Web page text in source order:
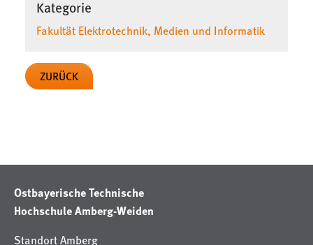
Kategorie
Fakultät Elektrotechnik, Medien und Informatik
ZURÜCK
Ostbayerische Technische
Hochschule Amberg-Weiden
Standort Amberg
Wird benötigt um die Chatfunktion nutzen zu können.
Cookie Laufzeit:
5e9dbeb1811c0446 = Sitzungslaufzeit, mibew_locale = 3
Jahre, MIBEW_UserID = 1 Jahr
Zweck:
einloggen zu können.